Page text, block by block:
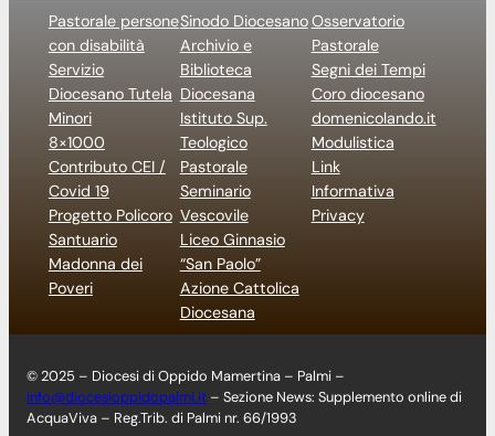
Pastorale persone
con disabilità
Servizio
Diocesano Tutela
Minori
8×1000
Contributo CEI /
Covid 19
Progetto Policoro
Santuario
Madonna dei
Poveri
Sinodo Diocesano
Archivio e
Biblioteca
Diocesana
Istituto Sup.
Teologico
Pastorale
Seminario
Vescovile
Liceo Ginnasio
“San Paolo”
Azione Cattolica
Diocesana
Osservatorio
Pastorale
Segni dei Tempi
Coro diocesano
domenicolando.it
Modulistica
Link
Informativa
Privacy
© 2025 – Diocesi di Oppido Mamertina – Palmi –
info@diocesioppidopalmi.it – Sezione News: Supplemento online di
AcquaViva – Reg.Trib. di Palmi nr. 66/1993